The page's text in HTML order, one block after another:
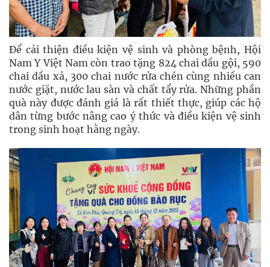
Để cải thiện điều kiện vệ sinh và phòng bệnh, Hội
Nam Y Việt Nam còn trao tặng 824 chai dầu gội, 590
chai dầu xả, 300 chai nước rửa chén cùng nhiều can
nước giặt, nước lau sàn và chất tẩy rửa. Những phần
quà này được đánh giá là rất thiết thực, giúp các hộ
dân từng bước nâng cao ý thức và điều kiện vệ sinh
trong sinh hoạt hằng ngày.